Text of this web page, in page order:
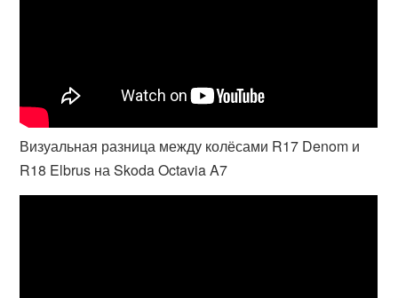
Визуальная разница между колёсами R17 Denom и
R18 Elbrus на Skoda Octavia A7